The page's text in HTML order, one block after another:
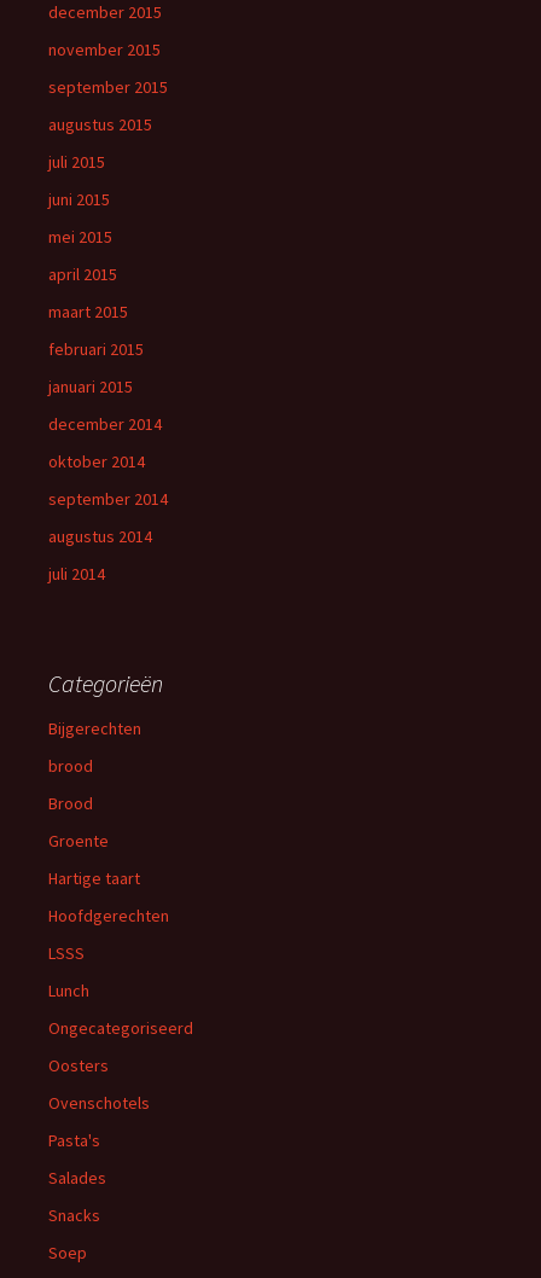
december 2015
november 2015
september 2015
augustus 2015
juli 2015
juni 2015
mei 2015
april 2015
maart 2015
februari 2015
januari 2015
december 2014
oktober 2014
september 2014
augustus 2014
juli 2014
Categorieën
Bijgerechten
brood
Brood
Groente
Hartige taart
Hoofdgerechten
LSSS
Lunch
Ongecategoriseerd
Oosters
Ovenschotels
Pasta's
Salades
Snacks
Soep